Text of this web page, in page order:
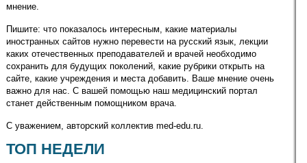
мнение.
Пишите: что показалось интересным, какие материалы
иностранных сайтов нужно перевести на русский язык, лекции
каких отечественных преподавателей и врачей необходимо
сохранить для будущих поколений, какие рубрики открыть на
сайте, какие учреждения и места добавить. Ваше мнение очень
важно для нас. С вашей помощью наш медицинский портал
станет действенным помощником врача.
С уважением, авторский коллектив med-edu.ru.
ТОП НЕДЕЛИ